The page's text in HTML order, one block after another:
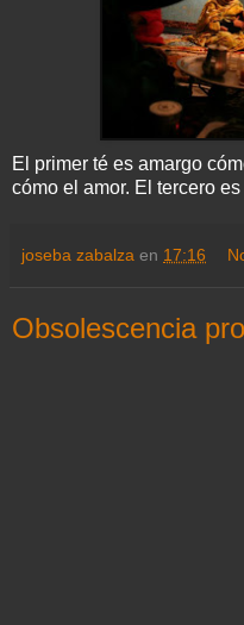
El primer té es amargo
cómo el amor. El tercero
joseba zabalza en 17:16
Obsolescencia